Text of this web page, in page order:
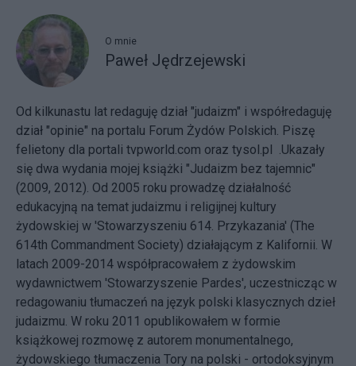
O mnie
Paweł Jędrzejewski
Od kilkunastu lat redaguję dział "judaizm" i współredaguję
dział "opinie" na portalu Forum Żydów Polskich. Piszę
felietony dla portali tvpworld.com oraz tysol.pl .Ukazały
się dwa wydania mojej książki "Judaizm bez tajemnic"
(2009, 2012). Od 2005 roku prowadzę działalność
edukacyjną na temat judaizmu i religijnej kultury
żydowskiej w 'Stowarzyszeniu 614. Przykazania' (The
614th Commandment Society) działającym z Kalifornii. W
latach 2009-2014 współpracowałem z żydowskim
wydawnictwem 'Stowarzyszenie Pardes', uczestnicząc w
redagowaniu tłumaczeń na język polski klasycznych dzieł
judaizmu. W roku 2011 opublikowałem w formie
książkowej rozmowę z autorem monumentalnego,
żydowskiego tłumaczenia Tory na polski - ortodoksyjnym